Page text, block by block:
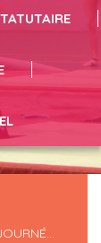
le lien